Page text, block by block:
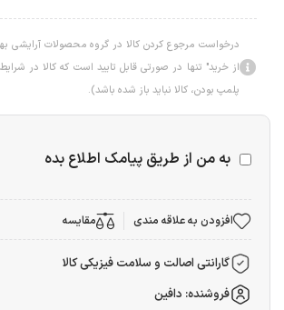
درخواست مرجوع کردن کالا در گروه محصولات آرایشی
از خرید" تنها در صورتی قابل تایید است که کالا در
پلمپ بودن، کالا نباید باز شده باشد).
به من از طریق پیامک اطلاع بده
افزودن به علاقه مندی مقایسه
گارانتی اصالت و سلامت فیزیکی کالا
فروشنده: دافین